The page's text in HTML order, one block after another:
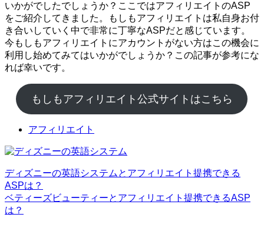
いかがでしたでしょうか？ここではアフィリエイトのASP
をご紹介してきました。もしもアフィリエイトは私自身お付
き合いしていく中で非常に丁寧なASPだと感じています。
今もしもアフィリエイトにアカウントがない方はこの機会に
利用し始めてみてはいかがでしょうか？この記事が参考にな
れば幸いです。
もしもアフィリエイト公式サイトはこちら
アフィリエイト
ディズニーの英語システムとアフィリエイト提携できる
ASPは？
ベティーズビューティーとアフィリエイト提携できるASP
は？